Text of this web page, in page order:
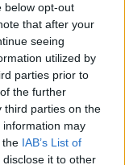
below opt-out
that after your
seeing
utilized by
parties prior to
the further
third parties on the
information may
the IAB’s List of
it to other